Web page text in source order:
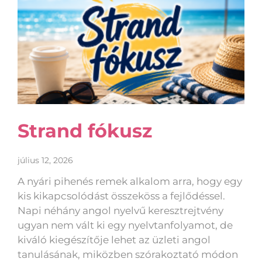
Strand fókusz
július 12, 2026
A nyári pihenés remek alkalom arra, hogy egy
kis kikapcsolódást összeköss a fejlődéssel.
Napi néhány angol nyelvű keresztrejtvény
ugyan nem vált ki egy nyelvtanfolyamot, de
kiváló kiegészítője lehet az üzleti angol
tanulásának, miközben szórakoztató módon